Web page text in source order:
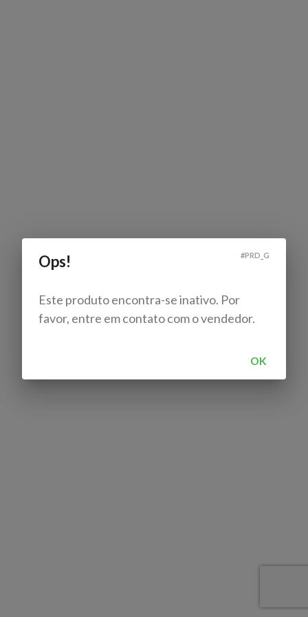
Ops! #PRD_G
Este produto encontra-se inativo. Por
favor, entre em contato com o vendedor.
OK